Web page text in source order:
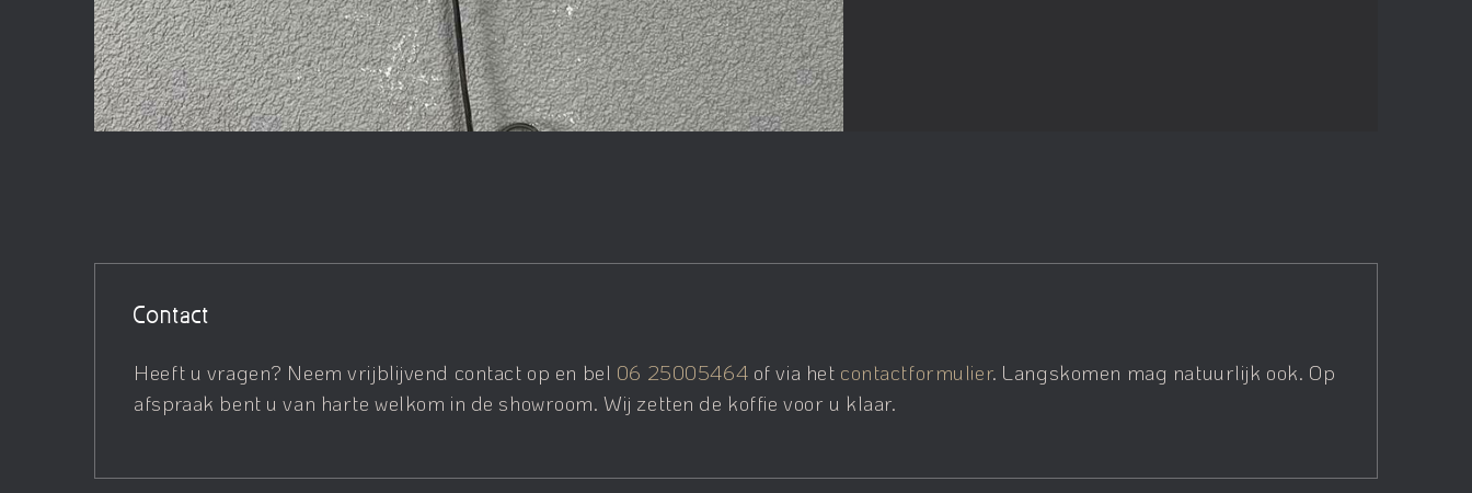
Contact
Heeft u vragen? Neem vrijblijvend contact op en bel 06 25005464 of via het contactformulier. Langskomen mag natuurlijk ook. Op
afspraak bent u van harte welkom in de showroom. Wij zetten de koffie voor u klaar.